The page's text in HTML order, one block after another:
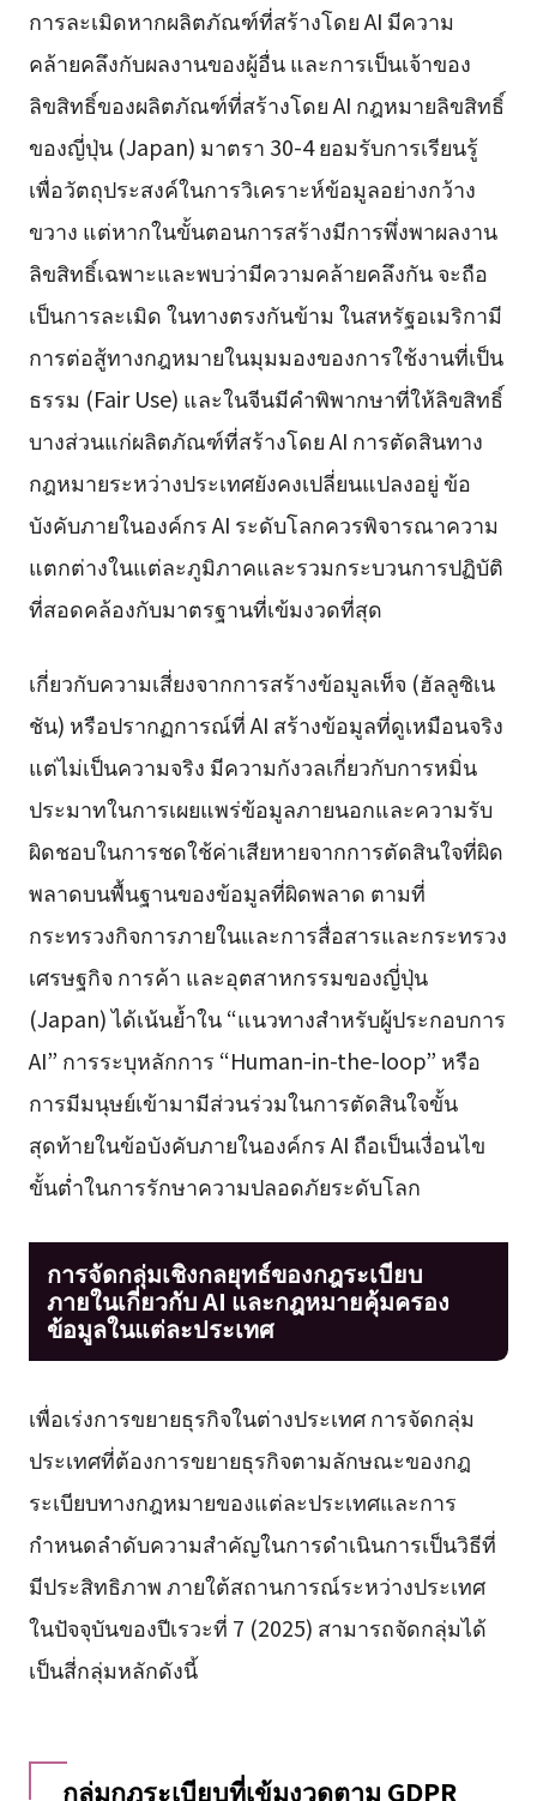
การละเมิดหากผลิตภัณฑ์ที่สร้างโดย AI มีความ
คล้ายคลึงกับผลงานของผู้อื่น และการเป็นเจ้าของ
ลิขสิทธิ์ของผลิตภัณฑ์ที่สร้างโดย AI กฎหมายลิขสิทธิ์
ของญี่ปุ่น (Japan) มาตรา 30-4 ยอมรับการเรียนรู้
เพื่อวัตถุประสงค์ในการวิเคราะห์ข้อมูลอย่างกว้าง
ขวาง แต่หากในขั้นตอนการสร้างมีการพึ่งพาผลงาน
ลิขสิทธิ์เฉพาะและพบว่ามีความคล้ายคลึงกัน จะถือ
เป็นการละเมิด ในทางตรงกันข้าม ในสหรัฐอเมริกามี
การต่อสู้ทางกฎหมายในมุมมองของการใช้งานที่เป็น
ธรรม (Fair Use) และในจีนมีคำพิพากษาที่ให้ลิขสิทธิ์
บางส่วนแก่ผลิตภัณฑ์ที่สร้างโดย AI การตัดสินทาง
กฎหมายระหว่างประเทศยังคงเปลี่ยนแปลงอยู่ ข้อ
บังคับภายในองค์กร AI ระดับโลกควรพิจารณาความ
แตกต่างในแต่ละภูมิภาคและรวมกระบวนการปฏิบัติ
ที่สอดคล้องกับมาตรฐานที่เข้มงวดที่สุด
เกี่ยวกับความเสี่ยงจากการสร้างข้อมูลเท็จ (ฮัลลูซิเน
ชัน) หรือปรากฏการณ์ที่ AI สร้างข้อมูลที่ดูเหมือนจริง
แต่ไม่เป็นความจริง มีความกังวลเกี่ยวกับการหมิ่น
ประมาทในการเผยแพร่ข้อมูลภายนอกและความรับ
ผิดชอบในการชดใช้ค่าเสียหายจากการตัดสินใจที่ผิด
พลาดบนพื้นฐานของข้อมูลที่ผิดพลาด ตามที่
กระทรวงกิจการภายในและการสื่อสารและกระทรวง
เศรษฐกิจ การค้า และอุตสาหกรรมของญี่ปุ่น
(Japan) ได้เน้นย้ำใน “แนวทางสำหรับผู้ประกอบการ
AI” การระบุหลักการ “Human-in-the-loop” หรือ
การมีมนุษย์เข้ามามีส่วนร่วมในการตัดสินใจขั้น
สุดท้ายในข้อบังคับภายในองค์กร AI ถือเป็นเงื่อนไข
ขั้นต่ำในการรักษาความปลอดภัยระดับโลก
การจัดกลุ่มเชิงกลยุทธ์ของกฎระเบียบ
ภายในเกี่ยวกับ AI และกฎหมายคุ้มครอง
ข้อมูลในแต่ละประเทศ
เพื่อเร่งการขยายธุรกิจในต่างประเทศ การจัดกลุ่ม
ประเทศที่ต้องการขยายธุรกิจตามลักษณะของกฎ
ระเบียบทางกฎหมายของแต่ละประเทศและการ
กำหนดลำดับความสำคัญในการดำเนินการเป็นวิธีที่
มีประสิทธิภาพ ภายใต้สถานการณ์ระหว่างประเทศ
ในปัจจุบันของปีเรวะที่ 7 (2025) สามารถจัดกลุ่มได้
เป็นสี่กลุ่มหลักดังนี้
กลุ่มกฎระเบียบที่เข้มงวดตาม GDPR